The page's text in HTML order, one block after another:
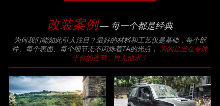
改装案例— 每一个都是经典
为何我们能如此引人注目？最好的材料和工艺仅是基础，每个部
件、每个表面、每个细节无不闪烁着TA的光点，
为的是坐在专属
于你的座驾，再无他求！